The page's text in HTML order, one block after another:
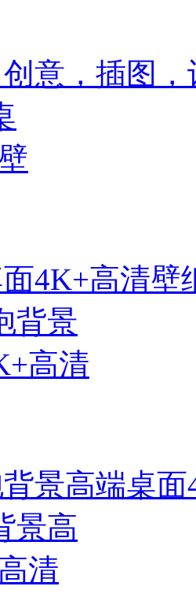
意，插图
4K+高清壁
景高端桌